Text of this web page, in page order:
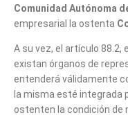
Comunidad Autónoma
empresarial la ostenta
A su vez, el artículo
existan órganos de
entenderá válidamente
la misma esté integrada
ostenten la condición de